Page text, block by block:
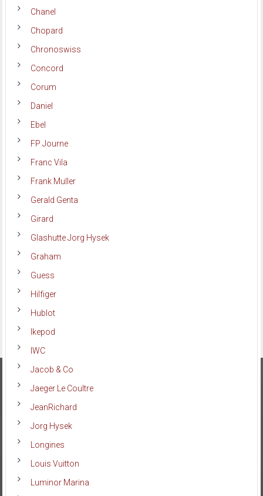
Chanel
Chopard
Chronoswiss
Concord
Corum
Daniel
Ebel
FP Journe
Franc Vila
Frank Muller
Gerald Genta
Girard
Glashutte Jorg Hysek
Graham
Guess
Hilfiger
Hublot
Ikepod
IWC
Jacob & Co
Jaeger Le Coultre
JeanRichard
Jorg Hysek
Longines
Louis Vuitton
Luminor Marina